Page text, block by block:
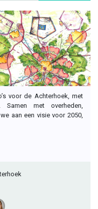
voor de Achterhoek, met
met overheden,
aan een visie voor 2050,